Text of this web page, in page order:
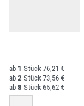
1
76,21 €
2
73,56 €
8
65,62 €